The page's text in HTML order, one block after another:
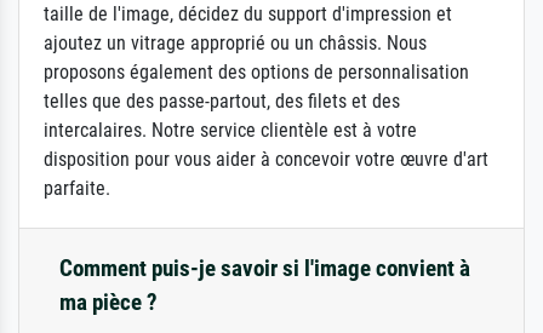
taille de l'image, décidez du support d'impression et
ajoutez un vitrage approprié ou un châssis. Nous
proposons également des options de personnalisation
telles que des passe-partout, des filets et des
intercalaires. Notre service clientèle est à votre
disposition pour vous aider à concevoir votre œuvre d'art
parfaite.
Comment puis-je savoir si l'image convient à
ma pièce ?